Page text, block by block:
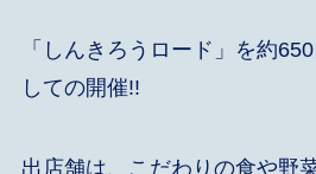
「しんきろうロード」を約
しての開催!!
出店舗は、こだわりの食や野